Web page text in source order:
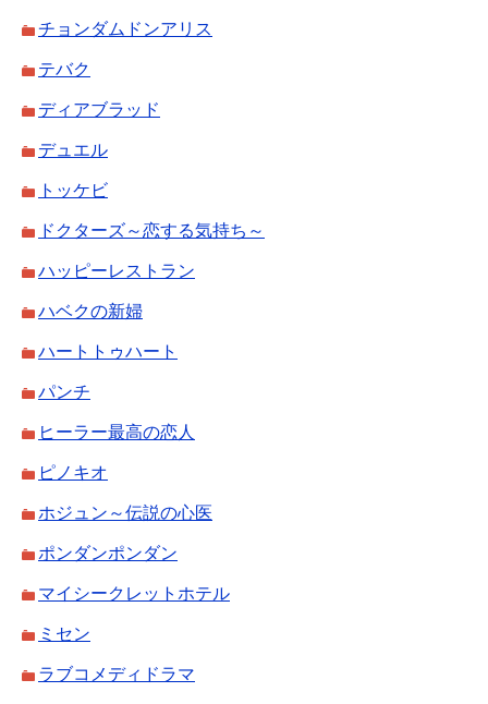
チョンダムドンアリス
テバク
ディアブラッド
デュエル
トッケビ
ドクターズ～恋する気持ち～
ハッピーレストラン
ハベクの新婦
ハートトゥハート
パンチ
ヒーラー最高の恋人
ピノキオ
ホジュン～伝説の心医
ポンダンポンダン
マイシークレットホテル
ミセン
ラブコメディドラマ